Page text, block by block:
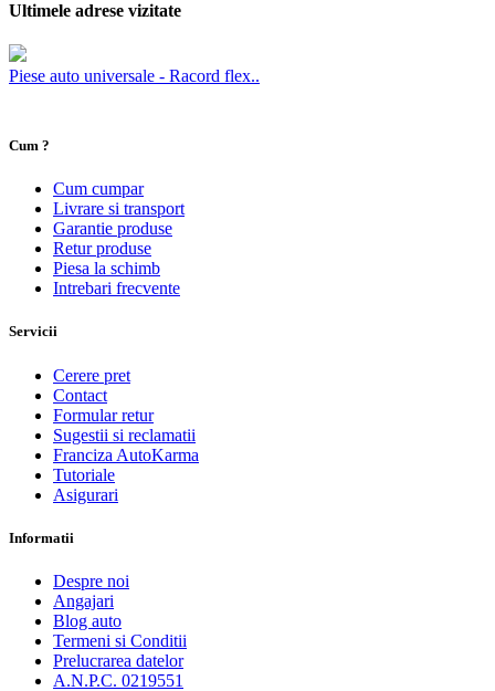
Ultimele adrese vizitate
Piese auto universale - Racord flex..
Cum ?
Cum cumpar
Livrare si transport
Garantie produse
Retur produse
Piesa la schimb
Intrebari frecvente
Servicii
Cerere pret
Contact
Formular retur
Sugestii si reclamatii
Franciza AutoKarma
Tutoriale
Asigurari
Informatii
Despre noi
Angajari
Blog auto
Termeni si Conditii
Prelucrarea datelor
A.N.P.C. 0219551